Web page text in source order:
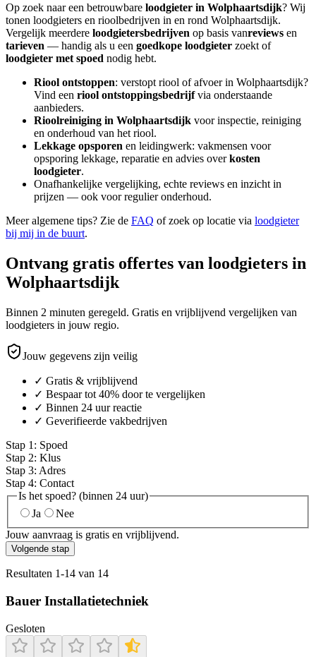
Op zoek naar een betrouwbare loodgieter in Wolphaartsdijk? Wij
tonen loodgieters en rioolbedrijven in en rond Wolphaartsdijk.
Vergelijk meerdere loodgietersbedrijven op basis vanreviews en
tarieven — handig als u een goedkope loodgieter zoekt of
loodgieter met spoed nodig hebt.
Riool ontstoppen: verstopt riool of afvoer in Wolphaartsdijk?
Vind een riool ontstoppingsbedrijfvia onderstaande
aanbieders.
Rioolreiniging in Wolphaartsdijk voor inspectie, reiniging
en onderhoud van het riool.
Lekkage opsporen en leidingwerk: vakmensen voor
opsporing lekkage, reparatie en advies overkosten
loodgieter.
Onafhankelijke vergelijking, echte reviews en inzicht in
prijzen — ook voor regulier onderhoud.
Meer algemene tips? Zie de FAQ of zoek op locatie via loodgieter
bij mij in de buurt.
Ontvang gratis offertes van loodgieters in
Wolphaartsdijk
Binnen 2 minuten geregeld. Gratis en vrijblijvend vergelijken van
loodgieters in jouw regio.
Jouw gegevens zijn veilig
✓ Gratis & vrijblijvend
✓ Bespaar tot 40% door te vergelijken
✓ Binnen 24 uur reactie
✓ Geverifieerde vakbedrijven
Stap 1 : Spoed
Stap 2: Klus
Stap 3: Adres
Stap 4: Contact
Is het spoed? (binnen 24 uur)
Ja
Nee
Jouw aanvraag is gratis en vrijblijvend.
Volgende stap
Resultaten 1-14 van 14
Bauer Installatietechniek
Gesloten